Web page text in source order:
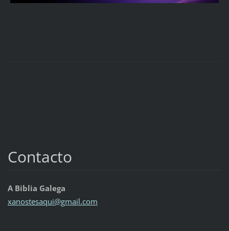
Contacto
A Biblia Galega
xanostesaqui@gmail.com